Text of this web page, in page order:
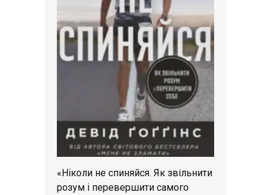
«Ніколи не спиняйся. Як звільнити
розум і перевершити самого